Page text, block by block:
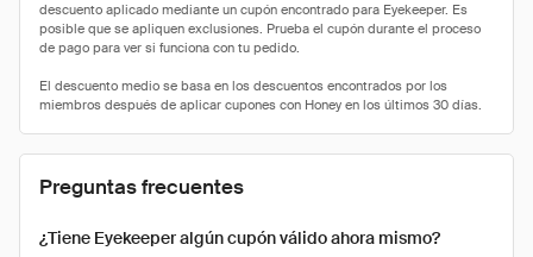
Preguntas frecuentes
¿Tiene Eyekeeper algún cupón válido ahora mismo?